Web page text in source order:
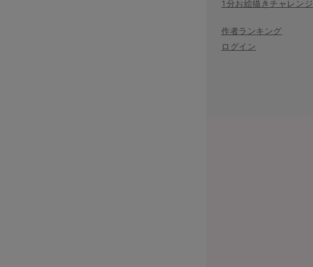
1分お絵描きチャレンジ
作者ランキング
ログイン